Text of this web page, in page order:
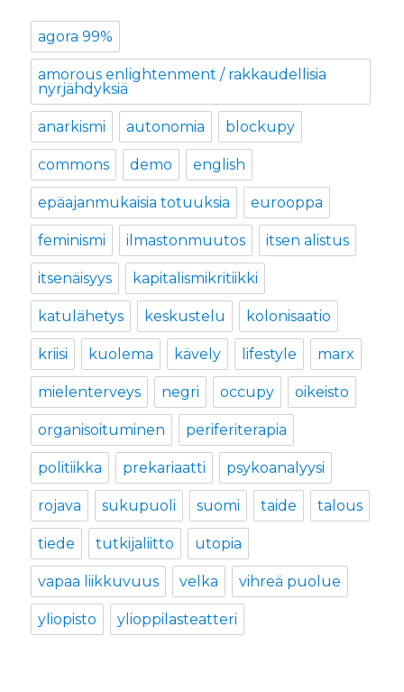
agora 99%
amorous enlightenment / rakkaudellisia
nyrjähdyksiä
anarkismi autonomia blockupy
commons demo english
epäajanmukaisia totuuksia eurooppa
feminismi ilmastonmuutos itsen alistus
itsenäisyys kapitalismikritiikki
katulähetys keskustelu kolonisaatio
kriisi kuolema kävely lifestyle marx
mielenterveys negri occupy oikeisto
organisoituminen periferiterapia
politiikka prekariaatti psykoanalyysi
rojava sukupuoli suomi taide talous
tiede tutkijaliitto utopia
vapaa liikkuvuus velka vihreä puolue
yliopisto ylioppilasteatteri